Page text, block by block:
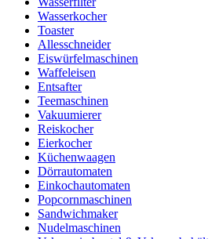
Wasserkocher
Toaster
Allesschneider
Eiswürfelmaschinen
Waffeleisen
Entsafter
Teemaschinen
Vakuumierer
Reiskocher
Eierkocher
Küchenwaagen
Dörrautomaten
Einkochautomaten
Popcornmaschinen
Sandwichmaker
Nudelmaschinen